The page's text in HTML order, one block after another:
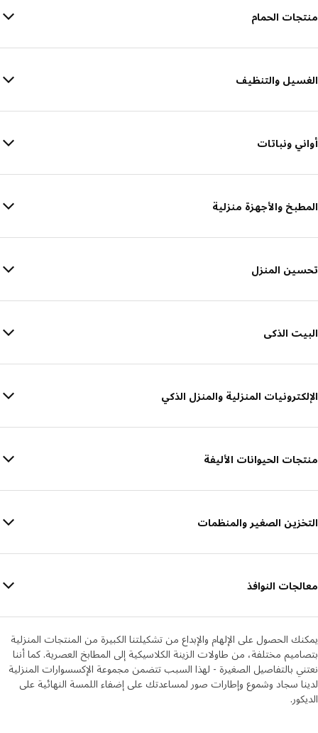
منتجات الحمام
الغسيل والتنظيف
أواني ونباتات
المطبخ والأجهزة منزلية
تحسين المنزل
البيت الذكى
الإلكترونيات المنزلية والمنزل الذكي
منتجات الحيوانات الأليفة
التخزين الصغير والمنظمات
معالجات النوافذ
يمكنك الحصول على الإلهام والإبداع من تشكيلتنا الكبيرة من المنتجات المنزلية
بتصاميم مختلفة، من طاولات الزينة الكلاسيكية إلى المطابخ العصرية. كما أننا
نعتني بالتفاصيل الصغيرة - لهذا السبب تتضمن مجموعة الإكسسوارات المنزلية
لدينا سجاد وشموع وإطارات صور لمساعدتك على إضفاء اللمسة النهائية على
الديكور.